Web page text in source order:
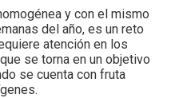
y con el mismo
del año, es un reto
atención en los
se torna en un objetivo
se cuenta con fruta